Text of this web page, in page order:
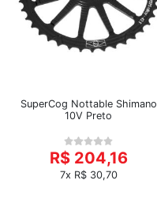
SuperCog Nottable Shimano
10V Preto
R$ 204,16
7x R$ 30,70